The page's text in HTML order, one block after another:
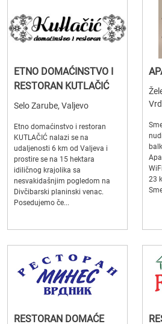
ETNO DOMAĆINSTVO I
RESTORAN KUTLAČIĆ
Selo Zarube, Valjevo
Etno domaćinstvo i restoran
KUTLAČIĆ nalazi se na
udaljenosti 6 km od Valjeva i
prostire se na 15 hektara
idiličnog krajolika sa
nesvakidašnjim pogledom na
Divčibarski planinski venac.
Posedujemo če...
23
RESTORAN DOMAĆE